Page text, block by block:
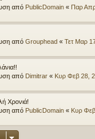
από PublicDomain « Παρ
από Grouphead « Τετ Μαρ
από Dimitrar « Κυρ Φεβ 28,
Χρονιά!
από PublicDomain « Κυρ